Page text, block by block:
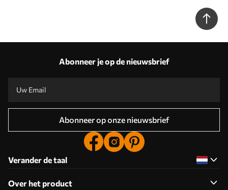
Abonneer je op de nieuwsbrief
Abonneer op onze nieuwsbrief
Verander de taal
Over het product